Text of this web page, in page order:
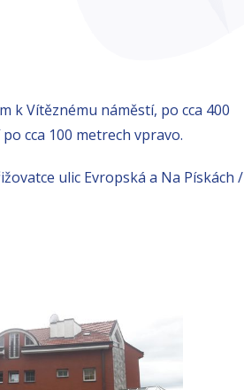
k Vítěznému náměstí, po cca 400
cca 100 metrech vpravo.
ulic Evropská a Na Pískách /